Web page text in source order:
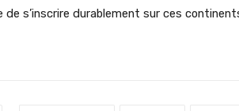
de s’inscrire durablement sur ces